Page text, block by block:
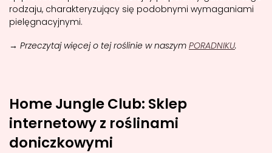
rodzaju, charakteryzujący się podobnymi wymaganiami
pielęgnacyjnymi.
→ Przeczytaj więcej o tej roślinie w naszym PORADNIKU.
Home Jungle Club: Sklep
internetowy z roślinami
doniczkowymi